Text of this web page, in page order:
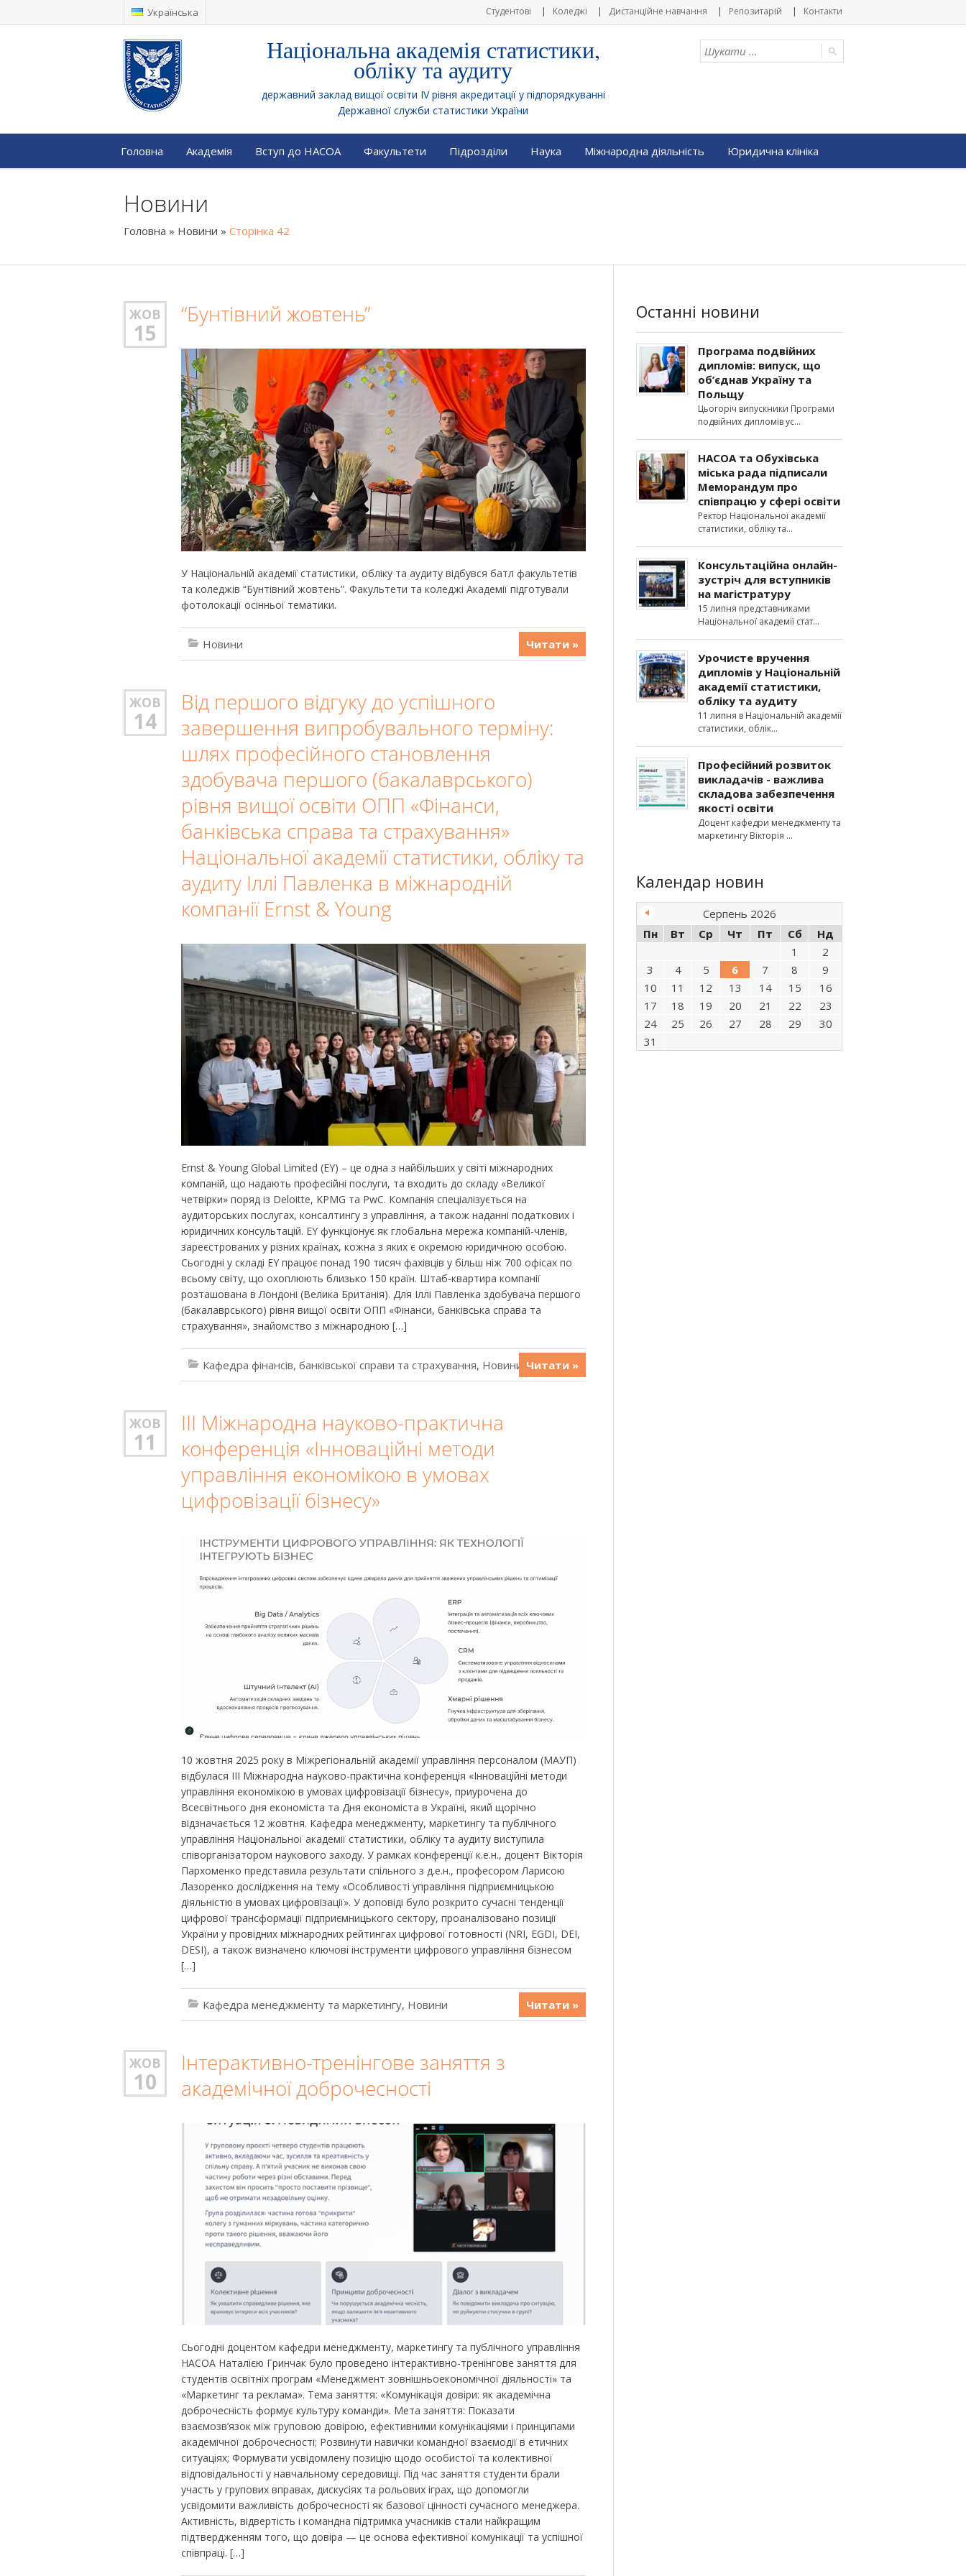
Українська Студентові Коледжі Дистанційне навчання Репозитарій Контакти
Національна академія статистики,
обліку та аудиту
державний заклад вищої освіти IV рівня акредитації у підпорядкуванні
Державної служби статистики України
Головна Академія Вступ до НАСОА Факультети Підрозділи Наука Міжнародна діяльність Юридична клініка
Новини
Головна » Новини » Сторінка 42
ЖОВ
15
“Бунтівний жовтень”
У Національній академії статистики, обліку та аудиту відбувся батл факультетів
та коледжів “Бунтівний жовтень”. Факультети та коледжі Академії підготували
фотолокації осінньої тематики.
Новини Читати »
ЖОВ
14
Від першого відгуку до успішного
завершення випробувального терміну:
шлях професійного становлення
здобувача першого (бакалаврського)
рівня вищої освіти ОПП «Фінанси,
банківська справа та страхування»
Національної академії статистики, обліку та
аудиту Іллі Павленка в міжнародній
компанії Ernst & Young
Ernst & Young Global Limited (EY) – це одна з найбільших у світі міжнародних
компаній, що надають професійні послуги, та входить до складу «Великої
четвірки» поряд із Deloitte, KPMG та PwC. Компанія спеціалізується на
аудиторських послугах, консалтингу з управління, а також наданні податкових і
юридичних консультацій. EY функціонує як глобальна мережа компаній-членів,
зареєстрованих у різних країнах, кожна з яких є окремою юридичною особою.
Сьогодні у складі EY працює понад 190 тисяч фахівців у більш ніж 700 офісах по
всьому світу, що охоплюють близько 150 країн. Штаб-квартира компанії
розташована в Лондоні (Велика Британія). Для Іллі Павленка здобувача першого
(бакалаврського) рівня вищої освіти ОПП «Фінанси, банківська справа та
страхування», знайомство з міжнародною […]
Кафедра фінансів, банківської справи та страхування, Новини Читати »
ЖОВ
11
ІІІ Міжнародна науково-практична
конференція «Інноваційні методи
управління економікою в умовах
цифровізації бізнесу»
10 жовтня 2025 року в Міжрегіональній академії управління персоналом (МАУП)
відбулася ІІІ Міжнародна науково-практична конференція «Інноваційні методи
управління економікою в умовах цифровізації бізнесу», приурочена до
Всесвітнього дня економіста та Дня економіста в Україні, який щорічно
відзначається 12 жовтня. Кафедра менеджменту, маркетингу та публічного
управління Національної академії статистики, обліку та аудиту виступила
співорганізатором наукового заходу. У рамках конференції к.е.н., доцент Вікторія
Пархоменко представила результати спільного з д.е.н., професором Ларисою
Лазоренко дослідження на тему «Особливості управління підприємницькою
діяльністю в умовах цифровізації». У доповіді було розкрито сучасні тенденції
цифрової трансформації підприємницького сектору, проаналізовано позиції
України у провідних міжнародних рейтингах цифрової готовності (NRI, EGDI, DEI,
DESI), а також визначено ключові інструменти цифрового управління бізнесом
[…]
Кафедра менеджменту та маркетингу, Новини Читати »
ЖОВ
10
Інтерактивно-тренінгове заняття з
академічної доброчесності
Сьогодні доцентом кафедри менеджменту, маркетингу та публічного управління
НАСОА Наталією Гринчак було проведено інтерактивно-тренінгове заняття для
студентів освітніх програм «Менеджмент зовнішньоекономічної діяльності» та
«Маркетинг та реклама». Тема заняття: «Комунікація довіри: як академічна
доброчесність формує культуру команди». Мета заняття: Показати
взаємозв’язок між груповою довірою, ефективними комунікаціями і принципами
академічної доброчесності; Розвинути навички командної взаємодії в етичних
ситуаціях; Формувати усвідомлену позицію щодо особистої та колективної
відповідальності у навчальному середовищі. Під час заняття студенти брали
участь у групових вправах, дискусіях та рольових іграх, що допомогли
усвідомити важливість доброчесності як базової цінності сучасного менеджера.
Активність, відвертість і командна підтримка учасників стали найкращим
підтвердженням того, що довіра — це основа ефективної комунікації та успішної
співпраці. […]
Останні новини
Програма подвійних
дипломів: випуск, що
об’єднав Україну та
Польщу
Цьогоріч випускники Програми
подвійних дипломів ус
НАСОА та Обухівська
міська рада підписали
Меморандум про
співпрацю у сфері освіти
Ректор Національної академії
статистики, обліку та
Консультаційна онлайн-
зустріч для вступників
на магістратуру
15 липня представниками
Національної академії стат
Урочисте вручення
дипломів у Національній
академії статистики,
обліку та аудиту
11 липня в Національній академії
статистики, облік
Професійний розвиток
викладачів - важлива
складова забезпечення
якості освіти
Доцент кафедри менеджменту та
маркетингу Вікторія
Календар новин
Серпень 2026
Пн
Вт Ср Чт Пт Сб
Нд
1
2
3
4 5 6 7 8
9
10
11 12 13 14 15
16
17
18 19 20 21 22
23
24
25 26 27 28 29
30
31